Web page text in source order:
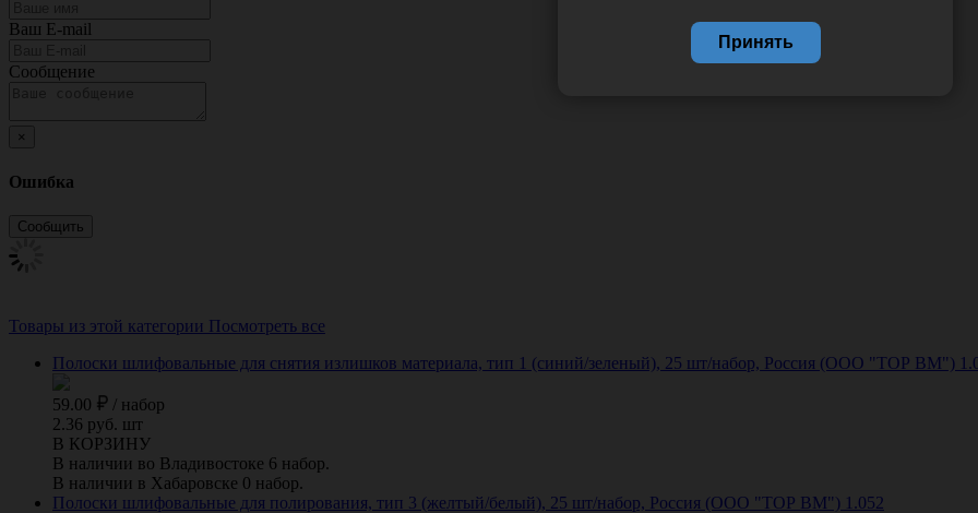
Ваш E-mail
Сообщение
×
Ошибка
Товары из этой категории Посмотреть все
Полоски шлифовальные для снятия излишков материала, тип 1 (синий/зеленый), 25 шт/набор, Россия (ООО "ТОР ВМ")
59.00 / набор
2.36 руб. шт
В КОРЗИНУ
В наличии во Владивостоке 6 набор.
В наличии в Хабаровске 0 набор.
Полоски шлифовальные для полирования, тип 3 (желтый/белый), 25 шт/набор, Россия (ООО "ТОР ВМ") 1.052
Принять